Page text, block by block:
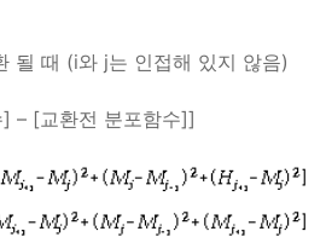
될 때 (i와 j는 인접해 있지 않음)
– [교환전 분포함수]]